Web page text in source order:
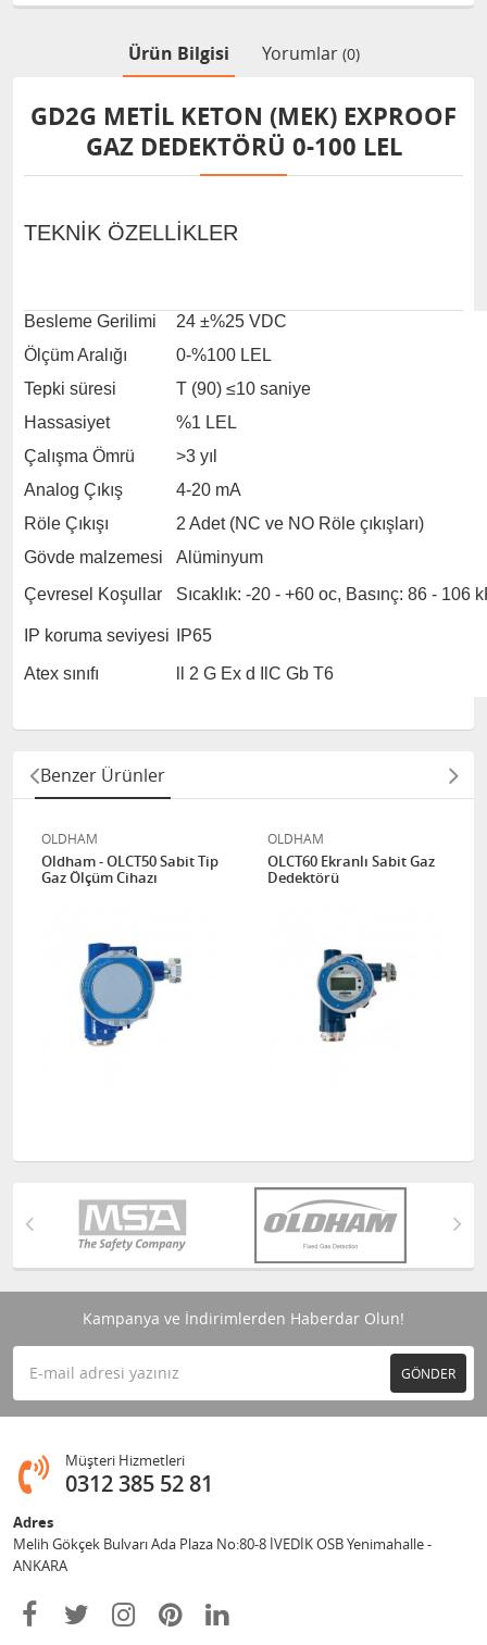
Ürün Bilgisi Yorumlar (0)
GD2G METİL KETON (MEK) EXPROOF
GAZ DEDEKTÖRÜ 0-100 LEL
TEKNİK ÖZELLİKLER
Besleme Gerilimi
24 ±%25 VDC
Ölçüm Aralığı
0-%100 LEL
Tepki süresi
T (90) ≤10 saniye
Hassasiyet
%1 LEL
Çalışma Ömrü
>3 yıl
Analog Çıkış
4-20 mA
Röle Çıkışı
2 Adet (NC ve NO Röle çıkışları)
Gövde malzemesi
Alüminyum
Çevresel Koşullar
Sıcaklık: -20 - +60 oc, Basınç: 86 - 106
IP koruma seviyesi IP65
Atex sınıfı ll 2 G Ex d IlC Gb T6
Benzer Ürünler
OLDHAM
Oldham - OLCT50 Sabit Tip
Gaz Ölçüm Cihazı
OLDHAM
OLCT60 Ekranlı Sabit Gaz
Dedektörü
Kampanya ve İndirimlerden Haberdar Olun!
GÖNDER
Müşteri Hizmetleri
0312 385 52 81
Adres
Melih Gökçek Bulvarı Ada Plaza No:80-8 İVEDİK OSB Yenimahalle -
ANKARA